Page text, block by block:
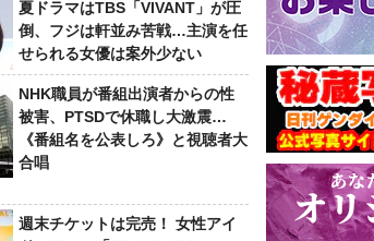
夏ドラマはTBS「VIVANT」が圧
倒、フジは軒並み苦戦…主演を任
せられる女優は案外少ない
NHK職員が番組出演者からの性
被害、PTSDで休職し大激震…
《番組名を公表しろ》と視聴者大
合唱
週末チケットは完売！ 女性アイ